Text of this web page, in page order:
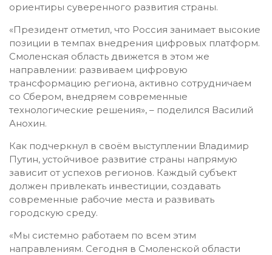
ориентиры суверенного развития страны.
«Президент отметил, что Россия занимает высокие
позиции в темпах внедрения цифровых платформ.
Смоленская область движется в этом же
направлении: развиваем цифровую
трансформацию региона, активно сотрудничаем
со Сбером, внедряем современные
технологические решения», – поделился Василий
Анохин.
Как подчеркнул в своём выступлении Владимир
Путин, устойчивое развитие страны напрямую
зависит от успехов регионов. Каждый субъект
должен привлекать инвестиции, создавать
современные рабочие места и развивать
городскую среду.
«Мы системно работаем по всем этим
направлениям. Сегодня в Смоленской области